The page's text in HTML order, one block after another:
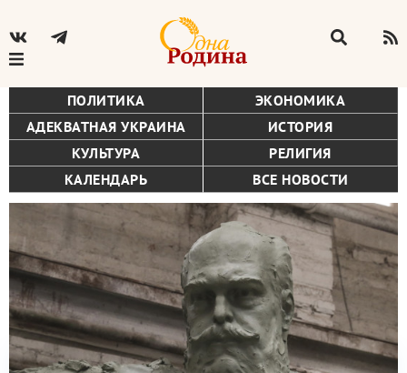
ПОЛИТИКА
ЭКОНОМИКА
АДЕКВАТНАЯ УКРАИНА
ИСТОРИЯ
КУЛЬТУРА
РЕЛИГИЯ
КАЛЕНДАРЬ
ВСЕ НОВОСТИ
Строка
навигации
Главная
РОССИЙСКАЯ ИМПЕРИЯ